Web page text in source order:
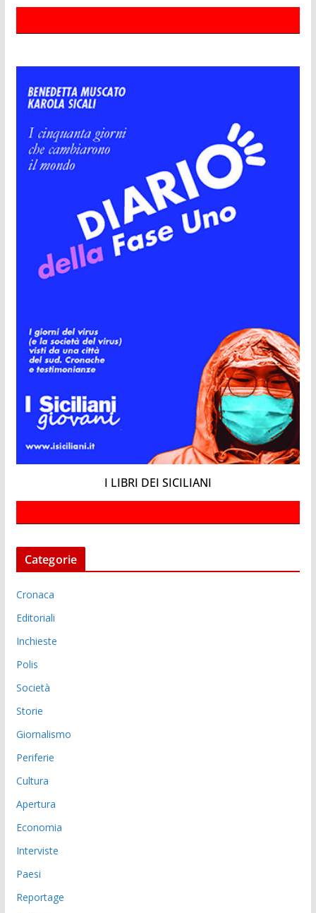
I LIBRI DEI SICILIANI
Categorie
Cronaca
Editoriali
Inchieste
Polis
Società
Storie
Giornalismo
Periferie
Cultura
Apertura
Economia
Interviste
Paesi
Reportage